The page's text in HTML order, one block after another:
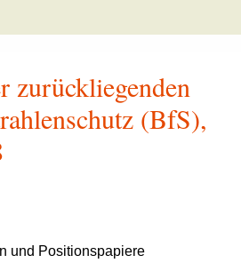
zurückliegenden
(BfS),
und Positionspapiere